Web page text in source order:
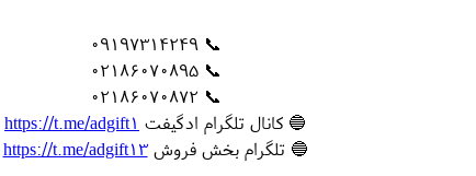
📞 09197314249
📞 02186070895
📞 02186070872
🔵 کانال تلگرام ادگیفت https://t.me/adgift1
🔵 تلگرام بخش فروشhttps://t.me/adgift13